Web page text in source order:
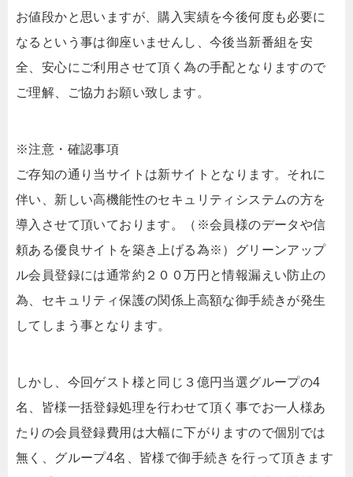
お値段かと思いますが、購入実績を今後何度も必要に
なるという事は御座いませんし、今後当新番組を安
全、安心にご利用させて頂く為の手配となりますので
ご理解、ご協力お願い致します。
※注意・確認事項
ご存知の通り当サイトは新サイトとなります。それに
伴い、新しい高機能性のセキュリティシステムの方を
導入させて頂いております。（※会員様のデータや信
頼ある優良サイトを築き上げる為※）グリーンアップ
ル会員登録には通常約２００万円と情報漏えい防止の
為、セキュリティ保護の関係上高額な御手続きが発生
してしまう事となります。
しかし、今回ゲスト様と同じ３億円当選グループの4
名、皆様一括登録処理を行わせて頂く事でお一人様あ
たりの会員登録費用は大幅に下がりますので個別では
無く、グループ4名、皆様で御手続きを行って頂きます